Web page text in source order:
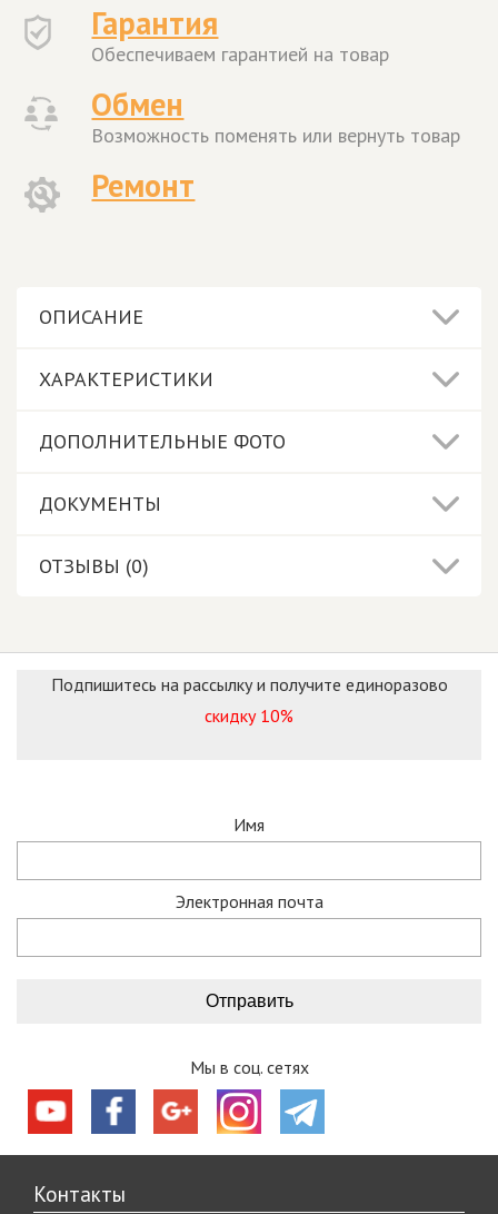
Гарантия
Обеспечиваем гарантией на товар
Обмен
Возможность поменять или вернуть товар
Ремонт
ОПИСАНИЕ
ХАРАКТЕРИСТИКИ
ДОПОЛНИТЕЛЬНЫЕ ФОТО
ДОКУМЕНТЫ
ОТЗЫВЫ (0)
Подпишитесь на рассылку и получите единоразово
скидку 10%
Имя
Электронная почта
Мы в соц. сетях
Контакты